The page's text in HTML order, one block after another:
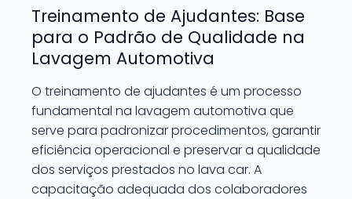
Treinamento de Ajudantes: Base
para o Padrão de Qualidade na
Lavagem Automotiva
O treinamento de ajudantes é um processo
fundamental na lavagem automotiva que
serve para padronizar procedimentos, garantir
eficiência operacional e preservar a qualidade
dos serviços prestados no lava car. A
capacitação adequada dos colaboradores